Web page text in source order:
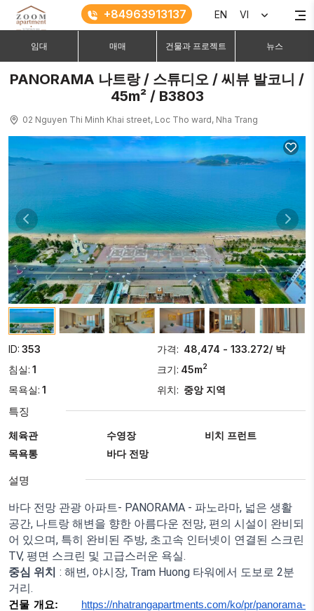
+84963913137 EN VI
임대 매매 건물과 프로젝트 뉴스
PANORAMA 나트랑 / 스튜디오 / 씨뷰 발코니 /
45m² / B3803
02 Nguyen Thi Minh Khai street, Loc Tho ward, Nha Trang
ID: 353 가격: 48,474 - 133.272/ 박
침실: 1 크기: 45m2
목욕실: 1 위치: 중앙 지역
특징
체육관 수영장
비치 프런트
목욕통
바다 전망
설명
바다 전망 관광 아파트- PANORAMA - 파노라마, 넓은 생활
공간, 나트랑 해변을 향한 아름다운 전망, 편의 시설이 완비되
어 있으며, 특히 완비된 주방, 초고속 인터넷이 연결된 스크린
TV, 평면 스크린 및 고급스러운 욕실.
중심 위치 : 해변, 야시장, Tram Huong 타워에서 도보로 2분
거리.
건물 개요:
https://nhatrangapartments.com/ko/pr/panorama-